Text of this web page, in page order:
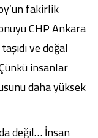
fakirlik
CHP Ankara
ve doğal
insanlar
daha yüksek
değil… İnsan